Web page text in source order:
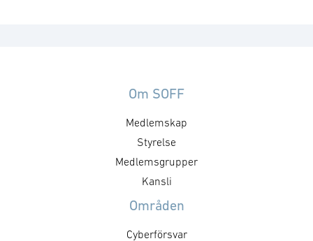
Om SOFF
Medlemskap
Styrelse
Medlemsgrupper
Kansli
Områden
Cyberförsvar